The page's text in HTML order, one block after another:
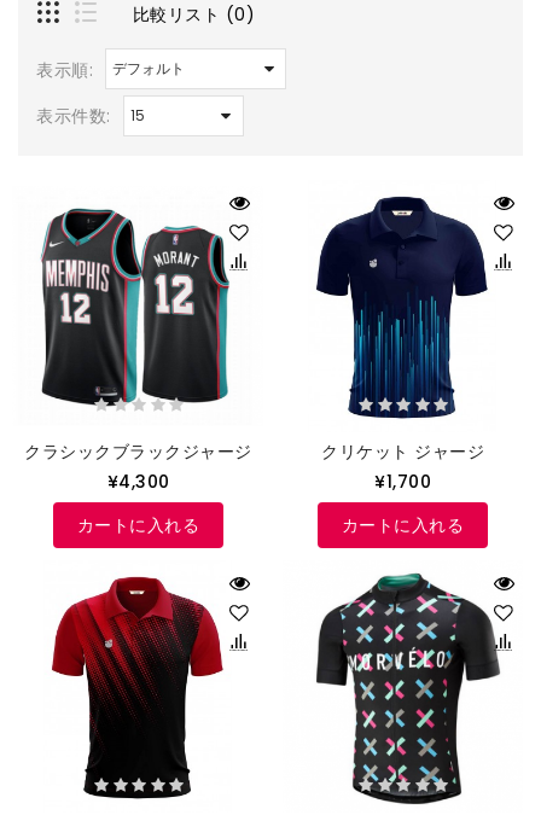
比較リスト (0)
表示順:
表示件数:
クラシックブラックジャージ
¥4,300
カートに入れる
クリケット ジャージ
¥1,700
カートに入れる